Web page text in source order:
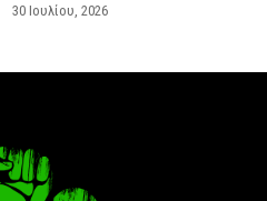
30 Ιουλίου, 2026